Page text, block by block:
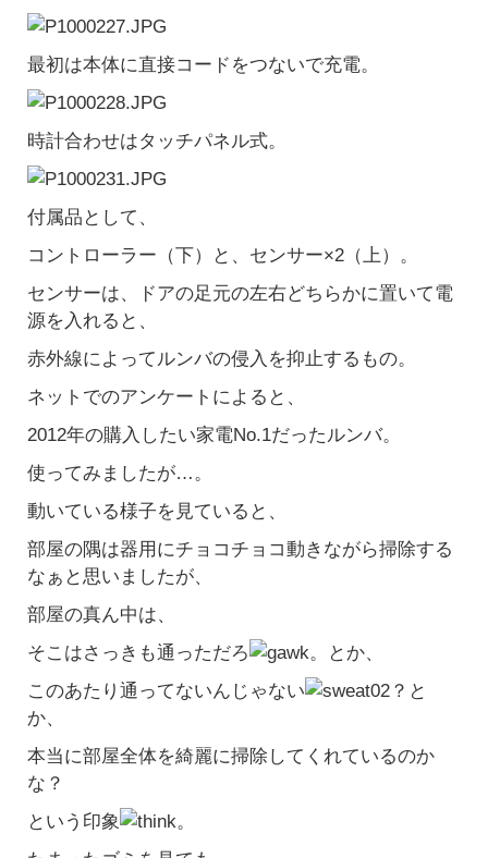
最初は本体に直接コードをつないで充電。
時計合わせはタッチパネル式。
付属品として、
コントローラー（下）と、センサー×2（上）。
センサーは、ドアの足元の左右どちらかに置いて電
源を入れると、
赤外線によってルンバの侵入を抑止するもの。
ネットでのアンケートによると、
2012年の購入したい家電No.1だったルンバ。
使ってみましたが…。
動いている様子を見ていると、
部屋の隅は器用にチョコチョコ動きながら掃除する
なぁと思いましたが、
部屋の真ん中は、
そこはさっきも通っただろ
。とか、
このあたり通ってないんじゃない
？と
か、
本当に部屋全体を綺麗に掃除してくれているのか
な？
という印象
。